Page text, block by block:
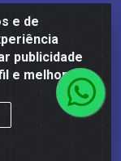
e de
publicidade
e melhorar a
Alimentos
- Santa
- CNPJ